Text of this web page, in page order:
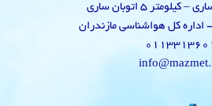
آدرس: ساری – کیلومتر 5 اتوبان ساری
اداره کل هواشناسی مازندران